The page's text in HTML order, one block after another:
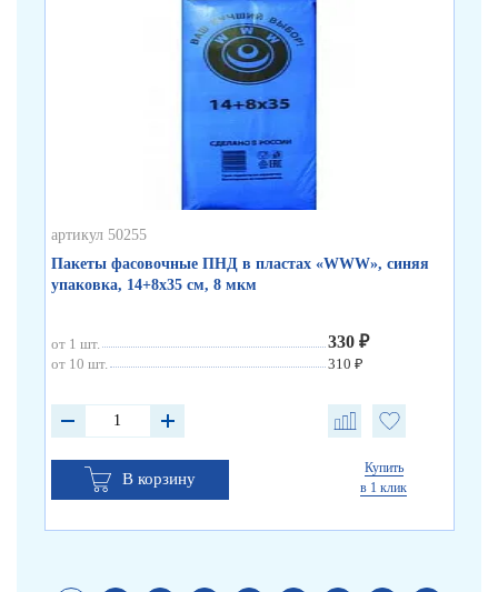
артикул 50255
Пакеты фасовочные ПНД в пластах «WWW», синяя
упаковка, 14+8х35 см, 8 мкм
от 1 шт. 330 ₽
от 10 шт. 310 ₽
В корзину
Купить
в 1 клик